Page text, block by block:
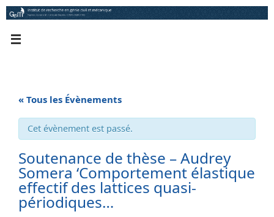
Passer
au
« Tous les Évènements
Cet évènement est passé.
Soutenance de thèse – Audrey
Somera ‘Comportement élastique
effectif des lattices quasi-
périodiques…